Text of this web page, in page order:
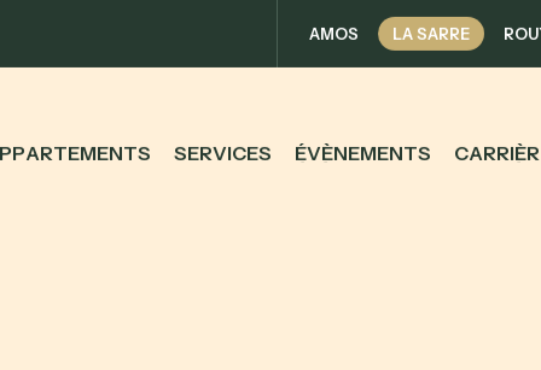
AMOS LA SARRE
PARTEMENTS SERVICES ÉVÈNEMENTS CARRIÈR